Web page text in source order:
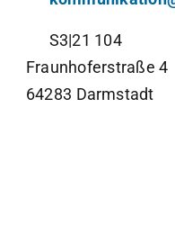
S3|21 104
Fraunhoferstraße 4
64283 Darmstadt